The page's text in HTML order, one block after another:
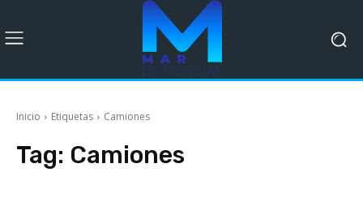
Inicio Etiquetas Camiones
Tag: Camiones